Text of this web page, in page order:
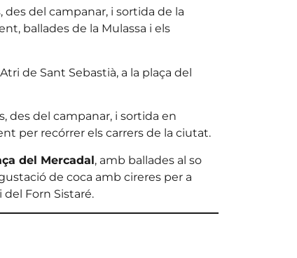
des del campanar, i sortida de la
ballades de la Mulassa i els
de Sant Sebastià, a la plaça del
des del campanar, i sortida en
per recórrer els carrers de la ciutat.
del Mercadal, amb ballades al so
de coca amb cireres per a
del Forn Sistaré.